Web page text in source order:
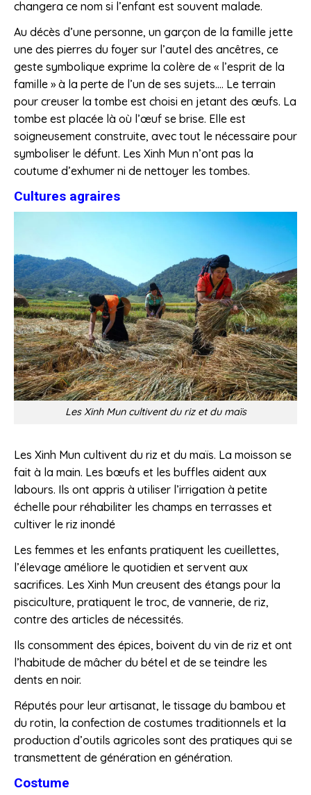
changera ce nom si l’enfant est souvent malade.
Au décès d’une personne, un garçon de la famille jette
une des pierres du foyer sur l’autel des ancêtres, ce
geste symbolique exprime la colère de « l’esprit de la
famille » à la perte de l’un de ses sujets…. Le terrain
pour creuser la tombe est choisi en jetant des œufs. La
tombe est placée là où l’œuf se brise. Elle est
soigneusement construite, avec tout le nécessaire pour
symboliser le défunt. Les Xinh Mun n’ont pas la
coutume d’exhumer ni de nettoyer les tombes.
Cultures agraires
Les Xinh Mun cultivent du riz et du maïs
Les Xinh Mun cultivent du riz et du maïs. La moisson se
fait à la main. Les bœufs et les buffles aident aux
labours. Ils ont appris à utiliser l’irrigation à petite
échelle pour réhabiliter les champs en terrasses et
cultiver le riz inondé
Les femmes et les enfants pratiquent les cueillettes,
l’élevage améliore le quotidien et servent aux
sacrifices. Les Xinh Mun creusent des étangs pour la
pisciculture, pratiquent le troc, de vannerie, de riz,
contre des articles de nécessités.
Ils consomment des épices, boivent du vin de riz et ont
l’habitude de mâcher du bétel et de se teindre les
dents en noir.
Réputés pour leur artisanat, le tissage du bambou et
du rotin, la confection de costumes traditionnels et la
production d’outils agricoles sont des pratiques qui se
transmettent de génération en génération.
Costume